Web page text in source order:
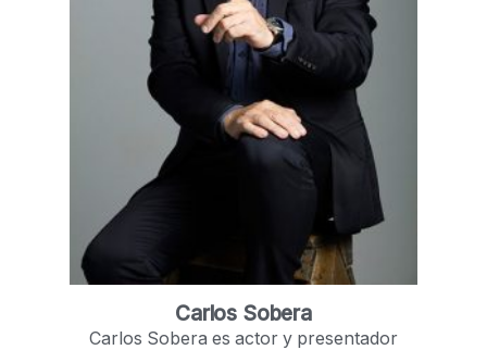
Carlos Sobera
Carlos Sobera es actor y presentador